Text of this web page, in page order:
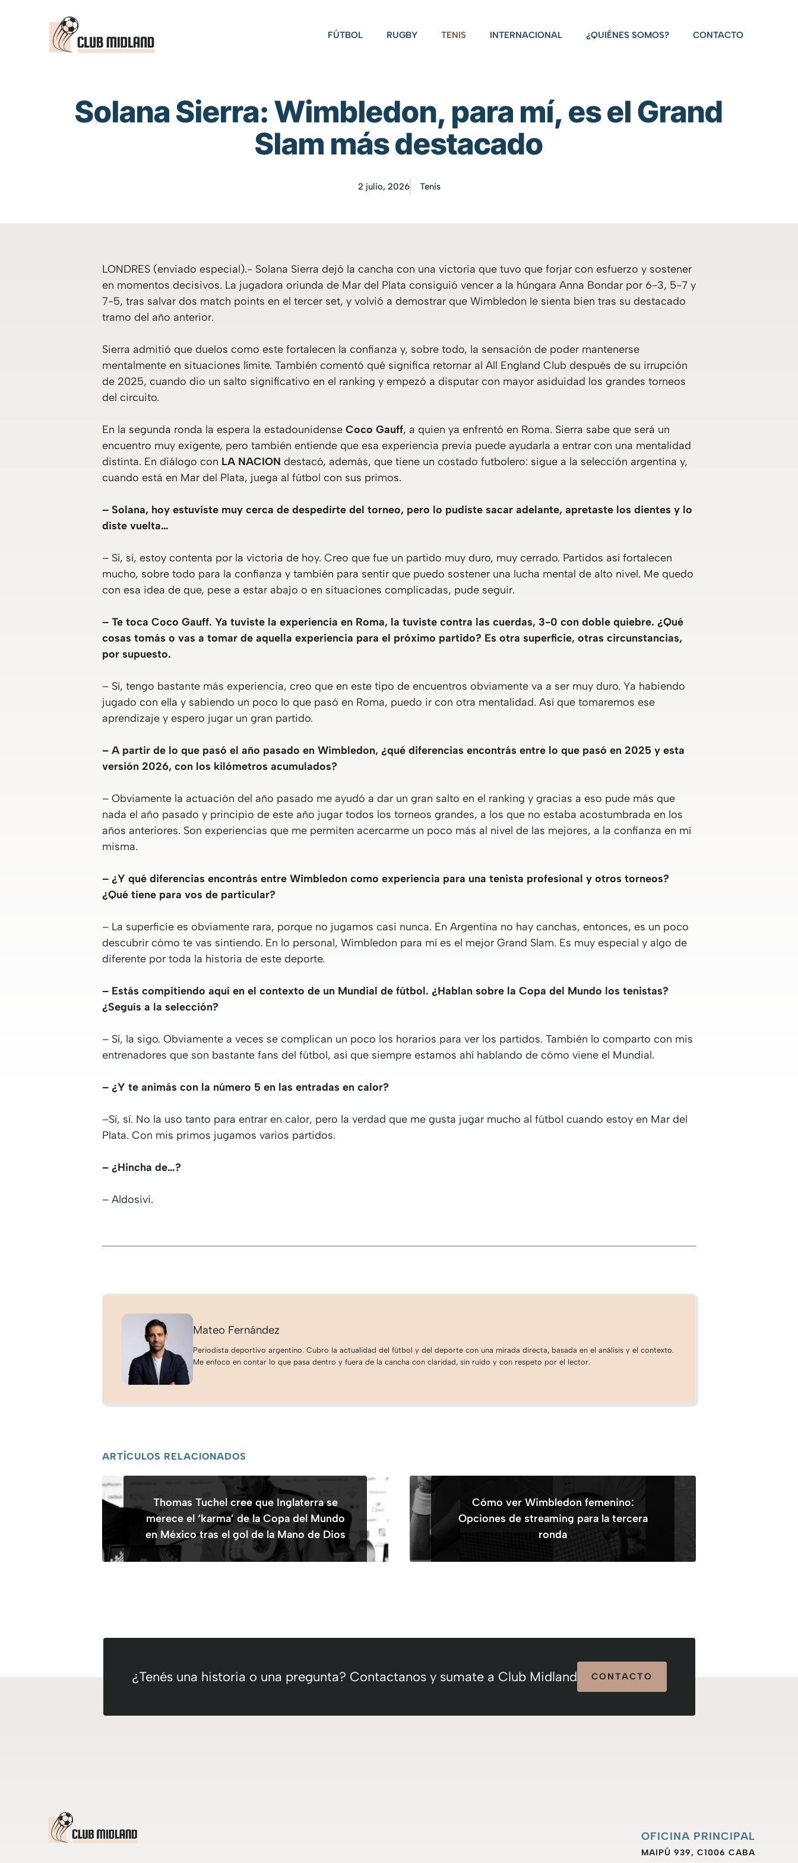
FÚTBOL RUGBY TENIS INTERNACIONAL ¿QUIÉNES SOMOS? CONTACTO
Solana Sierra: Wimbledon, para mí, es el Grand
Slam más destacado
2 julio, 2026 Tenis
LONDRES (enviado especial).- Solana Sierra dejó la cancha con una victoria que tuvo que forjar con esfuerzo y sostener
en momentos decisivos. La jugadora oriunda de Mar del Plata consiguió vencer a la húngara Anna Bondar por 6-3, 5-7 y
7-5, tras salvar dos match points en el tercer set, y volvió a demostrar que Wimbledon le sienta bien tras su destacado
tramo del año anterior.
Sierra admitió que duelos como este fortalecen la confianza y, sobre todo, la sensación de poder mantenerse
mentalmente en situaciones límite. También comentó qué significa retornar al All England Club después de su irrupción
de 2025, cuando dio un salto significativo en el ranking y empezó a disputar con mayor asiduidad los grandes torneos
del circuito.
En la segunda ronda la espera la estadounidense Coco Gauff, a quien ya enfrentó en Roma. Sierra sabe que será un
encuentro muy exigente, pero también entiende que esa experiencia previa puede ayudarla a entrar con una mentalidad
distinta. En diálogo con LA NACION destacó, además, que tiene un costado futbolero: sigue a la selección argentina y,
cuando está en Mar del Plata, juega al fútbol con sus primos.
– Solana, hoy estuviste muy cerca de despedirte del torneo, pero lo pudiste sacar adelante, apretaste los dientes y lo
diste vuelta…
– Sí, sí, estoy contenta por la victoria de hoy. Creo que fue un partido muy duro, muy cerrado. Partidos así fortalecen
mucho, sobre todo para la confianza y también para sentir que puedo sostener una lucha mental de alto nivel. Me quedo
con esa idea de que, pese a estar abajo o en situaciones complicadas, pude seguir.
– Te toca Coco Gauff. Ya tuviste la experiencia en Roma, la tuviste contra las cuerdas, 3-0 con doble quiebre. ¿Qué
cosas tomás o vas a tomar de aquella experiencia para el próximo partido? Es otra superficie, otras circunstancias,
por supuesto.
– Sí, tengo bastante más experiencia, creo que en este tipo de encuentros obviamente va a ser muy duro. Ya habiendo
jugado con ella y sabiendo un poco lo que pasó en Roma, puedo ir con otra mentalidad. Así que tomaremos ese
aprendizaje y espero jugar un gran partido.
– A partir de lo que pasó el año pasado en Wimbledon, ¿qué diferencias encontrás entre lo que pasó en 2025 y esta
versión 2026, con los kilómetros acumulados?
– Obviamente la actuación del año pasado me ayudó a dar un gran salto en el ranking y gracias a eso pude más que
nada el año pasado y principio de este año jugar todos los torneos grandes, a los que no estaba acostumbrada en los
años anteriores. Son experiencias que me permiten acercarme un poco más al nivel de las mejores, a la confianza en mí
misma.
– ¿Y qué diferencias encontrás entre Wimbledon como experiencia para una tenista profesional y otros torneos?
¿Qué tiene para vos de particular?
– La superficie es obviamente rara, porque no jugamos casi nunca. En Argentina no hay canchas, entonces, es un poco
descubrir cómo te vas sintiendo. En lo personal, Wimbledon para mí es el mejor Grand Slam. Es muy especial y algo de
diferente por toda la historia de este deporte.
– Estás compitiendo aquí en el contexto de un Mundial de fútbol. ¿Hablan sobre la Copa del Mundo los tenistas?
¿Seguís a la selección?
– Sí, la sigo. Obviamente a veces se complican un poco los horarios para ver los partidos. También lo comparto con mis
entrenadores que son bastante fans del fútbol, así que siempre estamos ahí hablando de cómo viene el Mundial.
– ¿Y te animás con la número 5 en las entradas en calor?
–Sí, sí. No la uso tanto para entrar en calor, pero la verdad que me gusta jugar mucho al fútbol cuando estoy en Mar del
Plata. Con mis primos jugamos varios partidos.
– ¿Hincha de…?
– Aldosivi.
Mateo Fernández
Periodista deportivo argentino. Cubro la actualidad del fútbol y del deporte con una mirada directa, basada en el análisis y el contexto.
Me enfoco en contar lo que pasa dentro y fuera de la cancha con claridad, sin ruido y con respeto por el lector.
ARTÍCULOS RELACIONADOS
Thomas Tuchel cree que Inglaterra se
merece el ‘karma’ de la Copa del Mundo
en México tras el gol de la Mano de Dios
Cómo ver Wimbledon femenino:
Opciones de streaming para la tercera
ronda
¿Tenés una historia o una pregunta? Contactanos y sumate a Club Midland CONTACTO
OFICINA PRINCIPAL
MAIPÚ 939, C1006 CABA